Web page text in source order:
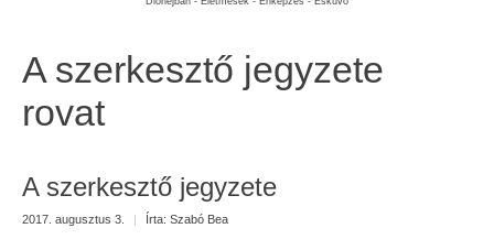
A szerkesztő jegyzete
rovat
A szerkesztő jegyzete
2017. augusztus 3. | Írta: Szabó Bea